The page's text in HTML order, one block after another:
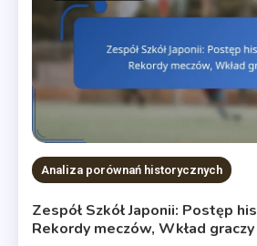
Analiza porównań historycznych
Zespół Szkół Japonii: Postęp
Rekordy meczów, Wkład graczy